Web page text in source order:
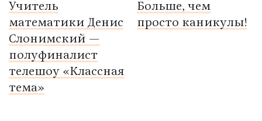
Учитель
математики Денис
Слонимский —
полуфиналист
телешоу «Классная
тема»
Больше, чем
просто каникулы!